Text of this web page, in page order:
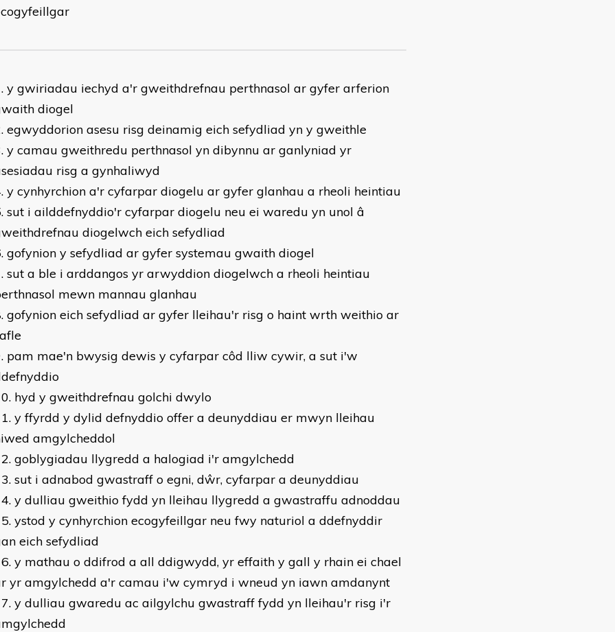
y gwiriadau iechyd a'r gweithdrefnau perthnasol ar gyfer arferion
diogel
egwyddorion asesu risg deinamig eich sefydliad yn y gweithle
y camau gweithredu perthnasol yn dibynnu ar ganlyniad yr
risg a gynhaliwyd
y cynhyrchion a'r cyfarpar diogelu ar gyfer glanhau a rheoli heintiau
sut i ailddefnyddio'r cyfarpar diogelu neu ei waredu yn unol â
diogelwch eich sefydliad
gofynion y sefydliad ar gyfer systemau gwaith diogel
sut a ble i arddangos yr arwyddion diogelwch a rheoli heintiau
mewn mannau glanhau
gofynion eich sefydliad ar gyfer lleihau'r risg o haint wrth weithio ar
pam mae'n bwysig dewis y cyfarpar côd lliw cywir, a sut i'w
hyd y gweithdrefnau golchi dwylo
y ffyrdd y dylid defnyddio offer a deunyddiau er mwyn lleihau
amgylcheddol
goblygiadau llygredd a halogiad i'r amgylchedd
sut i adnabod gwastraff o egni, dŵr, cyfarpar a deunyddiau
y dulliau gweithio fydd yn lleihau llygredd a gwastraffu adnoddau
ystod y cynhyrchion ecogyfeillgar neu fwy naturiol a ddefnyddir
eich sefydliad
y mathau o ddifrod a all ddigwydd, yr effaith y gall y rhain ei chael
yr amgylchedd a'r camau i'w cymryd i wneud yn iawn amdanynt
y dulliau gwaredu ac ailgylchu gwastraff fydd yn lleihau'r risg i'r